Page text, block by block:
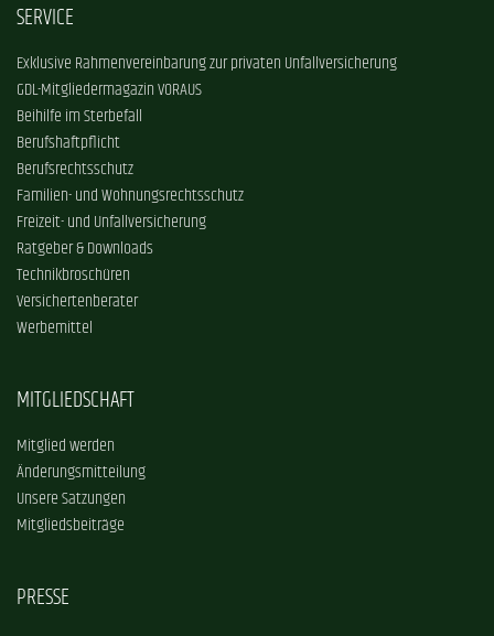
SERVICE
Exklusive Rahmenvereinbarung zur privaten Unfallversicherung
GDL-Mitgliedermagazin VORAUS
Beihilfe im Sterbefall
Berufshaftpflicht
Berufsrechtsschutz
Familien- und Wohnungsrechtsschutz
Freizeit- und Unfallversicherung
Ratgeber & Downloads
Technikbroschüren
Versichertenberater
Werbemittel
MITGLIEDSCHAFT
Mitglied werden
Änderungsmitteilung
Unsere Satzungen
Mitgliedsbeiträge
PRESSE